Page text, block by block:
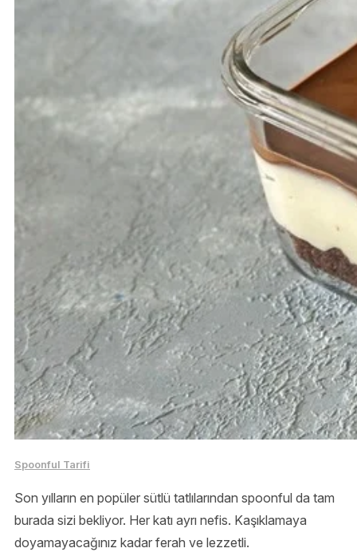
Spoonful Tarifi
Son yılların en popüler sütlü tatlılarından spoonful da tam
burada sizi bekliyor. Her katı ayrı nefis. Kaşıklamaya
doyamayacağınız kadar ferah ve lezzetli.